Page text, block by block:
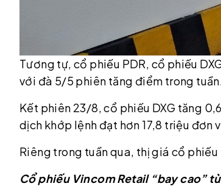
Tương tự, cổ phiếu PDR, cổ phiếu
với đà 5/5 phiên tăng điểm trong
Kết phiên 23/8, cổ phiếu DXG tăng
dịch khớp lệnh đạt hơn 17,8 triệu đơn
Riêng trong tuần qua, thị giá cổ
Cổ phiếu Vincom Retail “bay cao”